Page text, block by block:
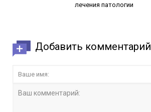
лечения патологии
Добавить комментарий